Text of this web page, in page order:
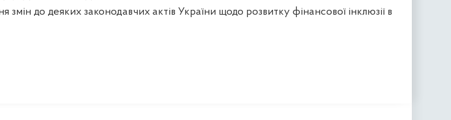
до деяких законодавчих актів України щодо розвитку фінансової інклюзії в